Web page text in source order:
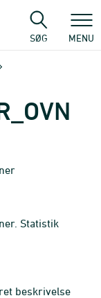
SØG MENU
Statistik
beskrivelse